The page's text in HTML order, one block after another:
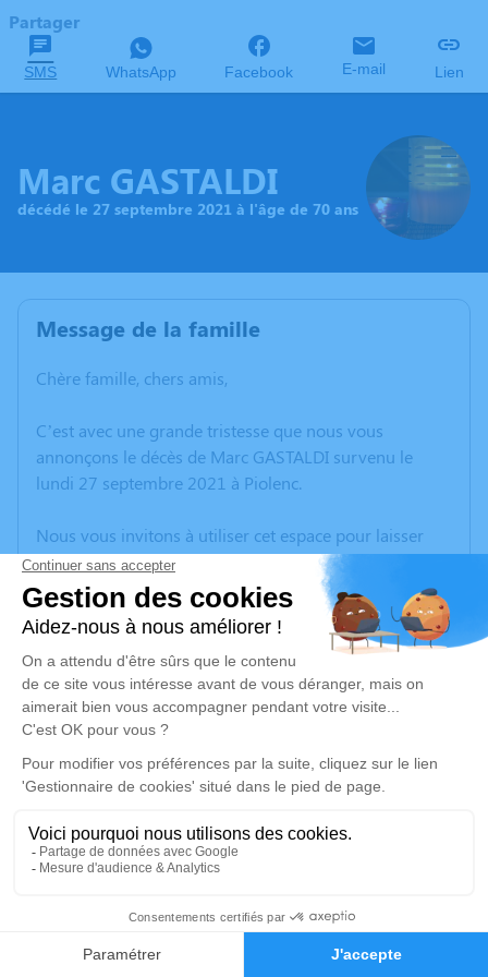
Faire-part Hommages
Partager
SMS WhatsApp Facebook E-mail Lien
Marc GASTALDI
décédé le 27 septembre 2021 à l'âge de 70 ans
Message de la famille
Chère famille, chers amis,
C’est avec une grande tristesse que nous vous
annonçons le décès de Marc GASTALDI survenu le
lundi 27 septembre 2021 à Piolenc.
Nous vous invitons à utiliser cet espace pour laisser
vos condoléances, partager des photos souvenirs, une
anecdote ou exprimer vos pensées à travers des
poèmes ou des textes. Cet endroit est un lieu
d'expression dédié à honorer la mémoire de Marc
GASTALDI.
Un service de plantation d’arbre hommage est
disponible ici.
Je rends hommage
Cérémonie religieuse
Eglise de Bouchet
26790 Bouchet